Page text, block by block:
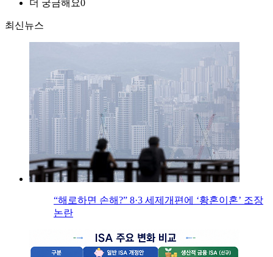
더 궁금해요0
최신뉴스
“해로하면 손해?” 8·3 세제개편에 ‘황혼이혼’ 조장
논란